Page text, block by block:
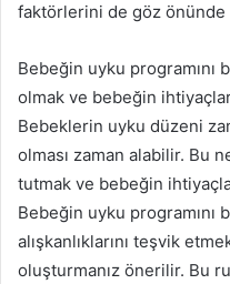
faktörlerini de göz önünde
Bebeğin uyku programını
olmak ve bebeğin
Bebeklerin uyku düzeni
olması zaman alabilir. Bu
tutmak ve bebeğin
Bebeğin uyku programını
alışkanlıklarını teşvik
oluşturmanız önerilir. Bu